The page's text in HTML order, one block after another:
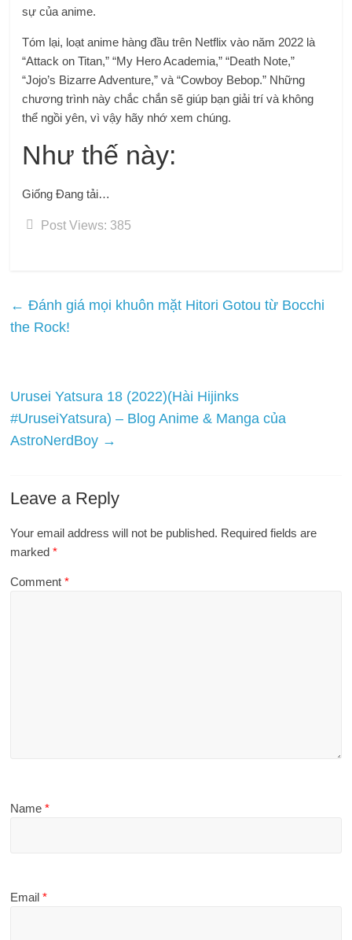
sự của anime.
Tóm lại, loạt anime hàng đầu trên Netflix vào năm 2022 là
“Attack on Titan,” “My Hero Academia,” “Death Note,”
“Jojo’s Bizarre Adventure,” và “Cowboy Bebop.” Những
chương trình này chắc chắn sẽ giúp bạn giải trí và không
thể ngồi yên, vì vậy hãy nhớ xem chúng.
Như thế này:
Giống Đang tải…
Post Views: 385
← Đánh giá mọi khuôn mặt Hitori Gotou từ Bocchi
the Rock!
Urusei Yatsura 18 (2022)(Hài Hijinks
#UruseiYatsura) – Blog Anime & Manga của
AstroNerdBoy →
Leave a Reply
Your email address will not be published. Required fields are
marked*
Comment*
Name*
Email*